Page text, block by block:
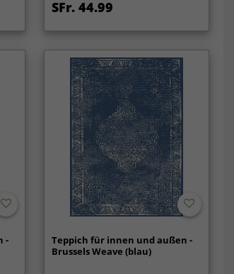
SFr. 44.99
-
Teppich für innen und außen -
Brussels Weave (blau)